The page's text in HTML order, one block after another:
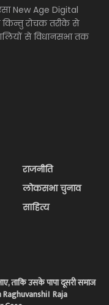
New Age Digital
किन्तु रोचक तरीके से
से विधानसभा तक
राजनीति
लोकसभा चुनाव
साहित्य
ताकि उसके पापा दूसरी समाज
Raja